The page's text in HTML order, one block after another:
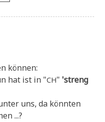
können:
hat ist in "CH" 'streng
uns, da könn­ten
...?